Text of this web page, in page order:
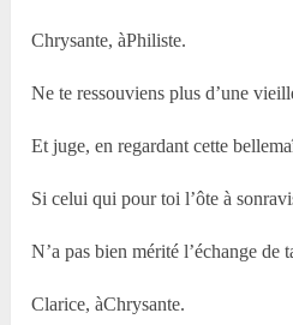
Chrysante, àPhiliste.
Ne te ressouviens plus d’une
Et juge, en regardant cette
Si celui qui pour toi l’ôte à
N’a pas bien mérité l’échange de
Clarice, àChrysante.